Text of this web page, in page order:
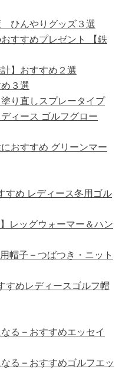
ひんやりグッズ３選
すすめプレゼント 【鉄
】おすすめ２選
３選
塗り直しスプレータイプ
ィース ゴルフグロー
おすすめ グリーンマー
すめ レディース冬用ゴル
レッグウォーマー＆ハン
帽子 – つばつき・ニット
すめレディースゴルフ帽
る – おすすめエッセイ
る – おすすめゴルフエッ